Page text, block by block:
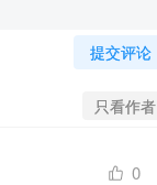
提交评论
只看作者
0